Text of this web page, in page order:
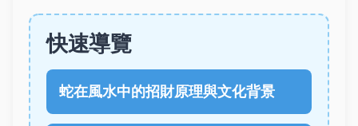
快速導覽
蛇在風水中的招財原理與文化背景